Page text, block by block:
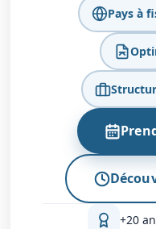
Pays à
+20